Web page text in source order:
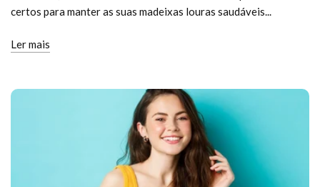
certos para manter as suas madeixas louras saudáveis...
Ler mais